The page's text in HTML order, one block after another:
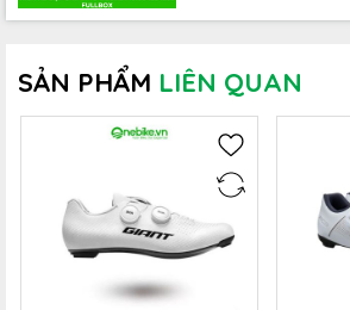
Can giày 6 độ: giày không bị khoá
có thể xê dịch khi đạp, phù hợp cho
xe đạp. Can giày 1 độ, 0 độ: giày
pedan không thể xê dịch, phù hợp
xe đạp chuyên nghiệp.
SẢN PHẨM LIÊN QUAN